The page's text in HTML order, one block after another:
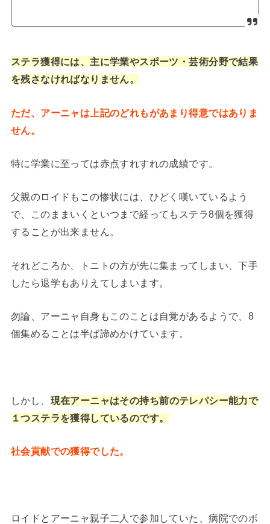
ステラ獲得には、主に学業やスポーツ・芸術分野で結果
を残さなければなりません。
ただ、アーニャは上記のどれもがあまり得意ではありま
せん。
特に学業に至っては赤点すれすれの成績です。
父親のロイドもこの惨状には、ひどく嘆いているよう
で、このままいくといつまで経ってもステラ8個を獲得
することが出来ません。
それどころか、トニトの方が先に集まってしまい、下手
したら退学もありえてしまいます。
勿論、アーニャ自身もこのことは自覚があるようで、8
個集めることは半ば諦めかけています。
しかし、 現在アーニャはその持ち前のテレパシー能力で
１つステラを獲得しているのです。
社会貢献での獲得でした。
ロイドとアーニャ親子二人で参加していた、病院でのボ